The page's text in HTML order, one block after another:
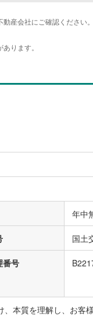
産会社にご確認ください。
ります。
年中
国土
番号
本質を理解し、お客